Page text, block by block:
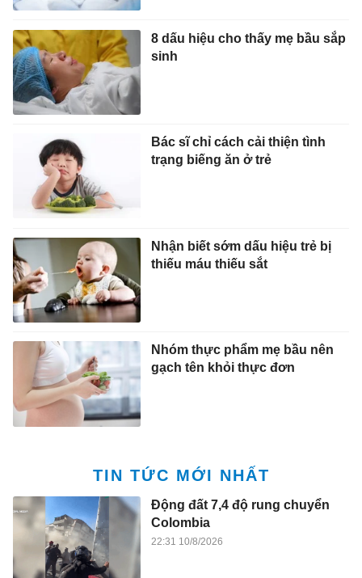
8 dấu hiệu cho thấy mẹ bầu sắp
sinh
Bác sĩ chỉ cách cải thiện tình
trạng biếng ăn ở trẻ
Nhận biết sớm dấu hiệu trẻ bị
thiếu máu thiếu sắt
Nhóm thực phẩm mẹ bầu nên
gạch tên khỏi thực đơn
TIN TỨC MỚI NHẤT
Động đất 7,4 độ rung chuyển
Colombia
22:31 10/8/2026